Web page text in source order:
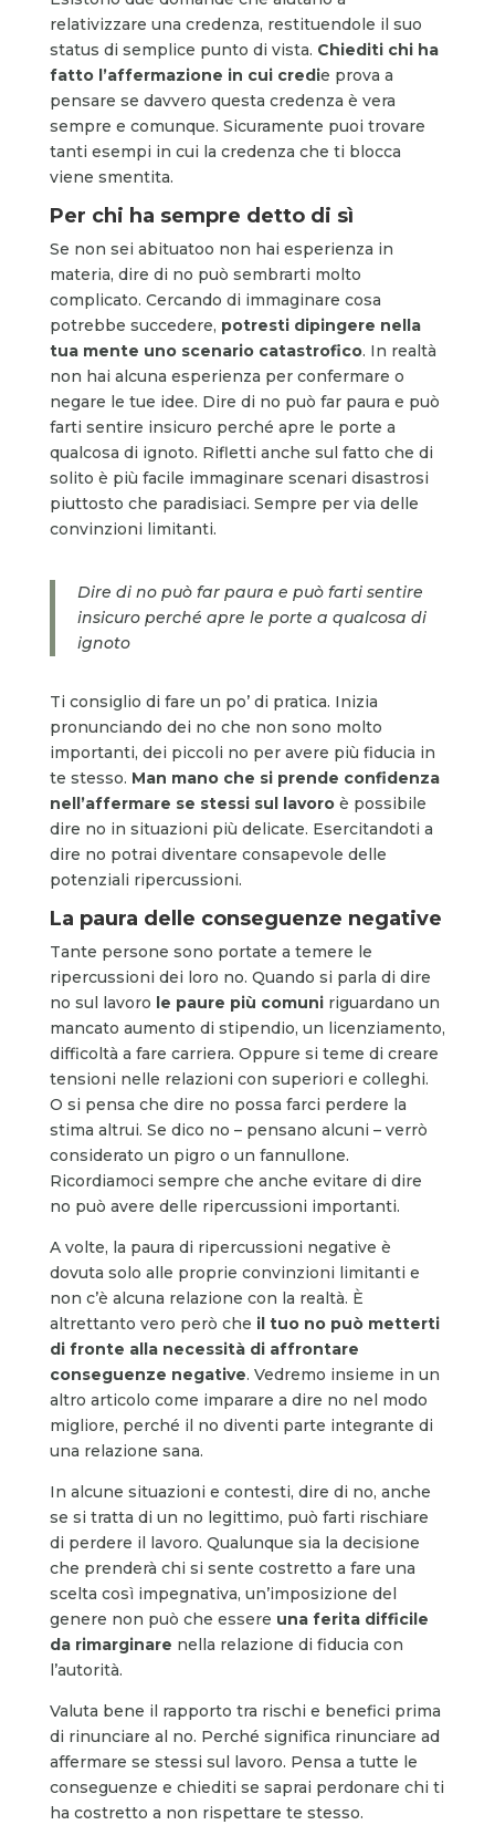
relativizzare una credenza, restituendole il suo
status di semplice punto di vista. Chiediti chi ha
fatto l’affermazione in cui credie prova a
pensare se davvero questa credenza è vera
sempre e comunque. Sicuramente puoi trovare
tanti esempi in cui la credenza che ti blocca
viene smentita.
Per chi ha sempre detto di sì
Se non sei abituatoo non hai esperienza in
materia, dire di no può sembrarti molto
complicato. Cercando di immaginare cosa
potrebbe succedere, potresti dipingere nella
tua mente uno scenario catastrofico. In realtà
non hai alcuna esperienza per confermare o
negare le tue idee. Dire di no può far paura e può
farti sentire insicuro perché apre le porte a
qualcosa di ignoto. Rifletti anche sul fatto che di
solito è più facile immaginare scenari disastrosi
piuttosto che paradisiaci. Sempre per via delle
convinzioni limitanti.
Dire di no può far paura e può farti sentire
insicuro perché apre le porte a qualcosa di
ignoto
Ti consiglio di fare un po’ di pratica. Inizia
pronunciando dei no che non sono molto
importanti, dei piccoli no per avere più fiducia in
te stesso. Man mano che si prende confidenza
nell’affermare se stessi sul lavoro è possibile
dire no in situazioni più delicate. Esercitandoti a
dire no potrai diventare consapevole delle
potenziali ripercussioni.
La paura delle conseguenze negative
Tante persone sono portate a temere le
ripercussioni dei loro no. Quando si parla di dire
no sul lavoro le paure più comuni riguardano un
mancato aumento di stipendio, un licenziamento,
difficoltà a fare carriera. Oppure si teme di creare
tensioni nelle relazioni con superiori e colleghi.
O si pensa che dire no possa farci perdere la
stima altrui. Se dico no – pensano alcuni – verrò
considerato un pigro o un fannullone.
Ricordiamoci sempre che anche evitare di dire
no può avere delle ripercussioni importanti.
A volte, la paura di ripercussioni negative è
dovuta solo alle proprie convinzioni limitanti e
non c’è alcuna relazione con la realtà. È
altrettanto vero però che il tuo no può metterti
di fronte alla necessità di affrontare
conseguenze negative. Vedremo insieme in un
altro articolo come imparare a dire no nel modo
migliore, perché il no diventi parte integrante di
una relazione sana.
In alcune situazioni e contesti, dire di no, anche
se si tratta di un no legittimo, può farti rischiare
di perdere il lavoro. Qualunque sia la decisione
che prenderà chi si sente costretto a fare una
scelta così impegnativa, un’imposizione del
genere non può che essere una ferita difficile
da rimarginare nella relazione di fiducia con
l’autorità.
Valuta bene il rapporto tra rischi e benefici prima
di rinunciare al no. Perché significa rinunciare ad
affermare se stessi sul lavoro. Pensa a tutte le
conseguenze e chiediti se saprai perdonare chi ti
ha costretto a non rispettare te stesso.